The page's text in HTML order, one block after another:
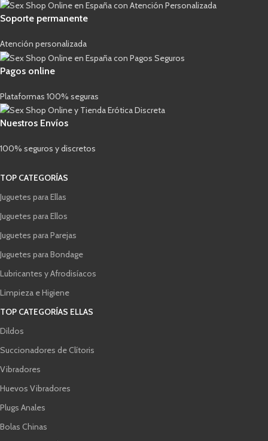
Soporte permanente
Atención personalizada
Pagos online
Plataformas 100% seguras
Nuestros Envíos
100% seguros y discretos
TOP CATEGORÍAS
Juguetes para Ellas
Juguetes para Ellos
Juguetes para Parejas
Juguetes para Bondage
Lubricantes y Afrodisíacos
Limpieza e Higiene
TOP CATEGORÍAS ELLAS
Dildos
Succionadores de Clítoris
Vibradores
Huevos Vibradores
Plugs Anales
Bolas Chinas